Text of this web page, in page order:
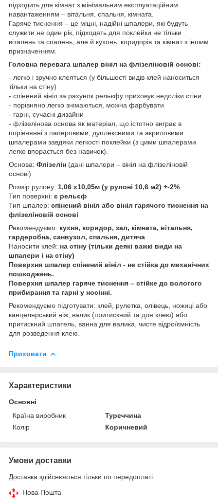
підходить для кімнат з мінімальним експлуатаційним
навантаженням – вітальня, спальня, кімната.
Гаряче тиснення – це міцні, надійні шпалери, які будуть
служити не один рік, підходять для поклейки не тільки
віталень та спалень, але й кухонь, коридорів та кімнат з іншим
призначенням.
Головна перевага шпалер вініл на флізеліновій основі:
- легко і зручно клеяться (у більшості видів клей наноситься
тільки на стіну)
- спінений вініл за рахунок рельєфу приховує недоліки стіни
- порівняно легко знімаються, можна фарбувати
- гарні, сучасні дизайни
- флізелінова основа як матеріал, що істотно виграє в
порівнянні з паперовими, дуплексними та акриловими
шпалерами завдяки легкості поклейки (з цими шпалерами
легко впорається без навичок).
Основа: Флізелін (дані шпалери – вініл на флізеліновій
основі)
Розмір рулону: 1,06 х10,05м (у рулоні 10,6 м2) +-2%
Тип поверхні: є рельєф
Тип шпалер: спінений вініл або вініл гарячого тиснення на
флізеліновій основі
Рекомендуємо: кухня, коридор, зал, кімната, вітальня,
гардеробна, санвузол, спальня, дитяча
Наносити клей: на стіну (тільки деякі важкі види на
шпалери і на стіну)
Поверхня шпалер спінений вініл - не стійка до механічних
пошкоджень.
Поверхня шпалер гаряче тиснення – стійке до вологого
прибирання та гарні у носінні.
Рекомендуємо підготувати: клей, рулетка, олівець, ножиці або
канцелярський ніж, валик (притискний та для клею) або
притискний шпатель, ванна для валика, чисте відро/ємність
для розведення клею.
Приховати
Характеристики
Основні
Країна виробник
Туреччина
Колір
Коричневий
Умови доставки
Доставка здійснюється тільки по передоплаті.
Нова Пошта